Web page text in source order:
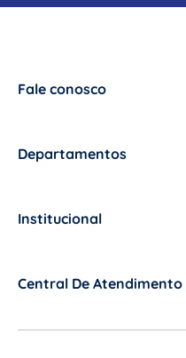
Fale conosco
Departamentos
Institucional
Central De Atendimento